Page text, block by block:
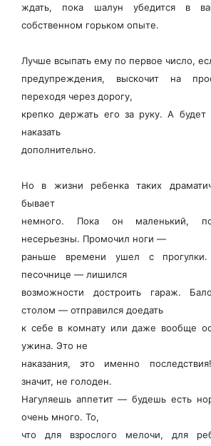
ждать, пока шалун убедится в
собственном горьком опыте.
Лучше всыпать ему по первое число,
предупреждения, выскочит на
переходя через дорогу,
крепко держать его за руку. А будет
наказать
дополнительно.
Но в жизни ребенка таких
бывает
немного. Пока он маленький,
несерьезны. Промочил ноги —
раньше времени ушел с
песочнице — лишился
возможности достроить гараж.
столом — отправился доедать
к себе в комнату или даже вообще
ужина. Это не
наказания, это именно
значит, не голоден.
Нагуляешь аппетит — будешь есть
очень много. То,
что для взрослого мелочи, для